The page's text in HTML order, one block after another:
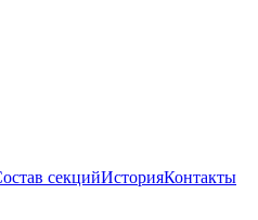
секцийИсторияКонтакты